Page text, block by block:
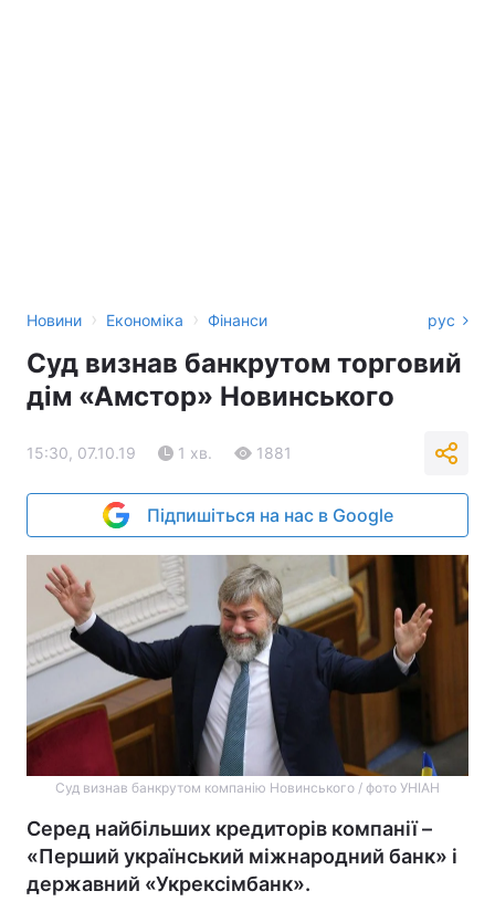
Новини › Економіка › Фінанси рус
Суд визнав банкрутом торговий
дім «Амстор» Новинського
15:30, 07.10.19 1 хв. 1881
Підпишіться на нас в Google
Суд визнав банкрутом компанію Новинського / фото УНІАН
Серед найбільших кредиторів компанії –
«Перший український міжнародний банк» і
державний «Укрексімбанк».